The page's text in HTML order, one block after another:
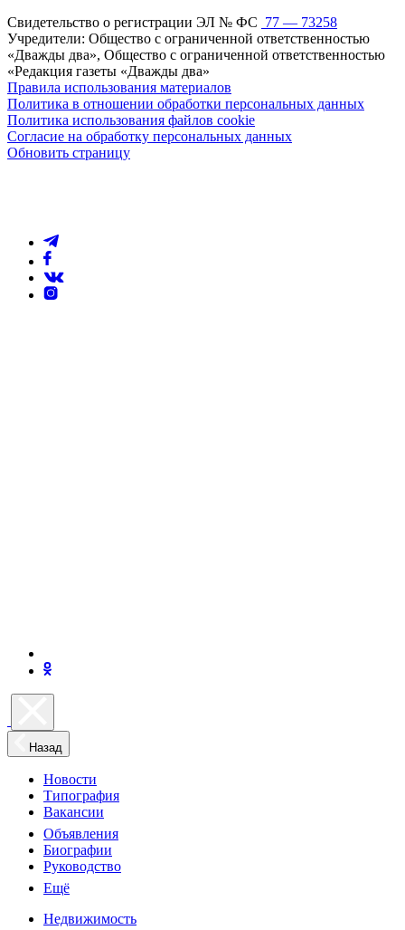
Свидетельство о регистрации ЭЛ № ФС 77 — 73258
Учредители: Общество с ограниченной ответственностью
«Дважды два», Общество с ограниченной ответственностью
«Редакция газеты «Дважды два»
Правила использования материалов
Политика в отношении обработки персональных данных
Политика использования файлов cookie
Согласие на обработку персональных данных
Обновить страницу
Назад
Новости
Типография
Вакансии
Объявления
Биографии
Руководство
Ещё
Недвижимость